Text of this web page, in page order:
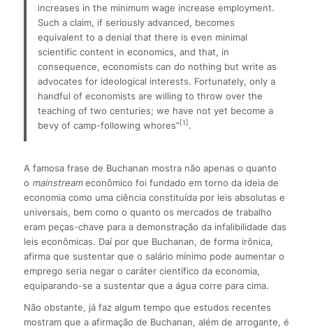
increases in the minimum wage increase employment.
Such a claim, if seriously advanced, becomes
equivalent to a denial that there is even minimal
scientific content in economics, and that, in
consequence, economists can do nothing but write as
advocates for ideological interests. Fortunately, only a
handful of economists are willing to throw over the
teaching of two centuries; we have not yet become a
bevy of camp-following whores”[1] .
A famosa frase de Buchanan mostra não apenas o quanto
o mainstreameconômico foi fundado em torno da ideia de
economia como uma ciência constituída por leis absolutas e
universais, bem como o quanto os mercados de trabalho
eram peças-chave para a demonstração da infalibilidade das
leis econômicas. Daí por que Buchanan, de forma irônica,
afirma que sustentar que o salário mínimo pode aumentar o
emprego seria negar o caráter científico da economia,
equiparando-se a sustentar que a água corre para cima.
Não obstante, já faz algum tempo que estudos recentes
mostram que a afirmação de Buchanan, além de arrogante, é